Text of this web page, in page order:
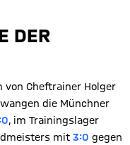
DER
von Cheftrainer Holger
die Münchner
, im Trainingslager
mit 3:0 gegen